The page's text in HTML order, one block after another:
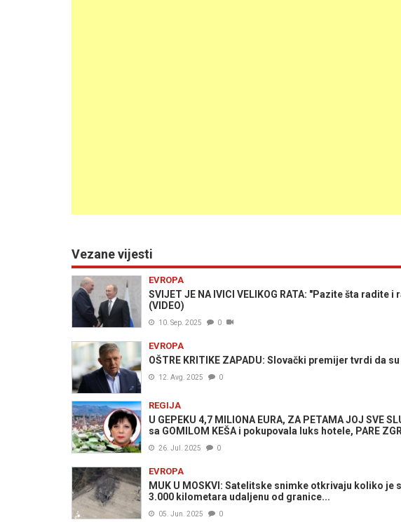
Vezane vijesti
EVROPA
SVIJET JE NA IVICI VELIKOG RATA: "Pazite šta
(VIDEO)
10. Sep. 2025 0
EVROPA
OŠTRE KRITIKE ZAPADU: Slovački premijer tvrdi da
12. Avg. 2025 0
REGIJA
U GEPEKU 4,7 MILIONA EURA, ZA PETAMA JOJ SVE
sa GOMILOM KEŠA i pokupovala luks hotele, PARE
26. Jul. 2025 0
EVROPA
MUK U MOSKVI: Satelitske snimke otkrivaju koliko je
3.000 kilometara udaljenu od granice...
05. Jun. 2025 0